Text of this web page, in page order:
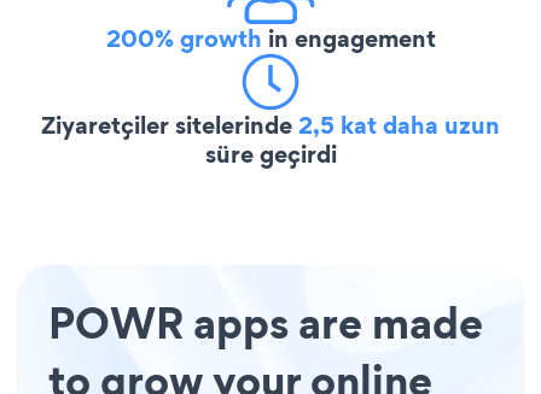
200% growth in engagement
Ziyaretçiler sitelerinde2,5 kat daha uzun
süre geçirdi
POWR apps are made
to grow your online